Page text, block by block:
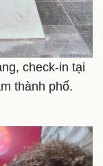
check-in tại
thành phố.